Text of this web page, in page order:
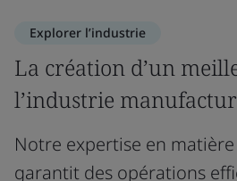
Explorer l’industrie
La création d’un
l’industrie
Notre expertise en
garantit des opérations